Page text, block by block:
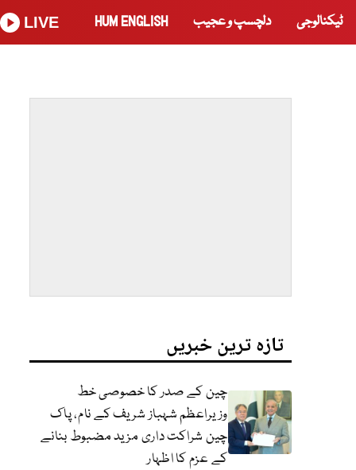
ٹیکنالوجی دلچسپ و عجیب HUM ENGLISH
LIVE
تازہ ترین خبریں
چین کے صدر کا خصوصی خط
وزیراعظم شہباز شریف کے نام، پاک
چین شراکت داری مزید مضبوط بنانے
کے عزم کا اظہار